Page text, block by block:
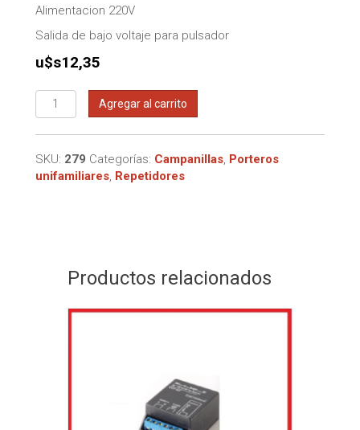
Alimentacion 220V
Salida de bajo voltaje para pulsador
u$s12,35
Campanilla
para
timbre
Agregar al carrito
SKU: 279 Categorías: Campanillas Porteros
unifamiliares Repetidores
Productos relacionados